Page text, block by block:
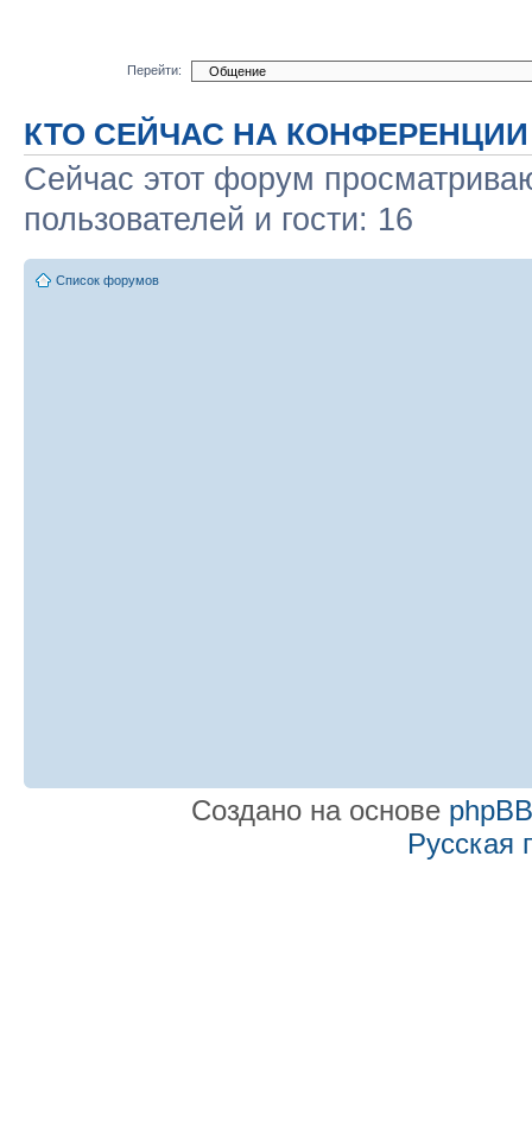
Перейти:
КТО СЕЙЧАС НА КОНФЕРЕНЦИИ
Сейчас этот форум
пользователей и гости: 16
Список форумов
Создано на основе phpBB
Русская